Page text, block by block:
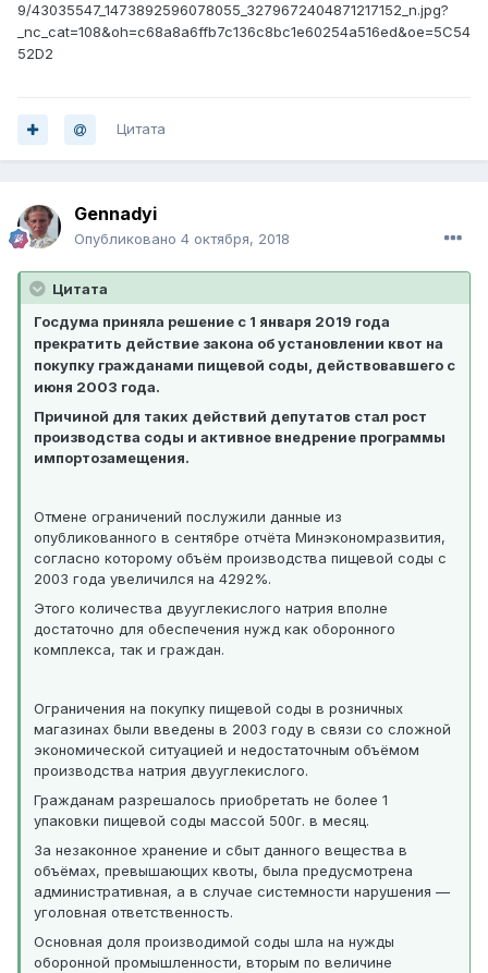
9/43035547_1473892596078055_3279672404871217152_n.jpg?
_nc_cat=108&oh=c68a8a6ffb7c136c8bc1e60254a516ed&oe=5C54
52D2
Цитата
Gennadyi
Опубликовано 4 октября, 2018
Цитата
Госдума приняла решение c 1 января 2019 года
прекратить действие закона об установлении квот на
покупку гражданами пищевой соды, действовавшего с
июня 2003 года.
Причиной для таких действий депутатов стал рост
производства соды и активное внедрение программы
импортозамещения.
Отмене ограничений послужили данные из
опубликованного в сентябре отчёта Минэкономразвития,
согласно которому объём производства пищевой соды с
2003 года увеличился на 4292%.
Этого количества двууглекислого натрия вполне
достаточно для обеспечения нужд как оборонного
комплекса, так и граждан.
Ограничения на покупку пищевой соды в розничных
магазинах были введены в 2003 году в связи со сложной
экономической ситуацией и недостаточным объёмом
производства натрия двууглекислого.
Гражданам разрешалось приобретать не более 1
упаковки пищевой соды массой 500г. в месяц.
За незаконное хранение и сбыт данного вещества в
объёмах, превышающих квоты, была предусмотрена
административная, а в случае системности нарушения —
уголовная ответственность.
Основная доля производимой соды шла на нужды
оборонной промышленности, вторым по величине